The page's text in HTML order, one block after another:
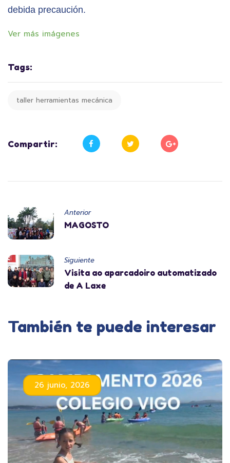
debida precaución.
Ver más imágenes
Tags:
taller herramientas mecánica
Compartir:
Anterior
MAGOSTO
Siguiente
Visita ao aparcadoiro automatizado
de A Laxe
También te puede interesar
26 junio, 2026